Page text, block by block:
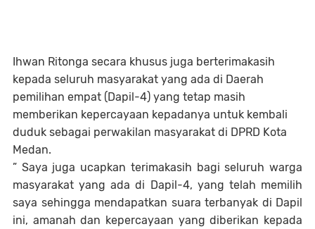
Ihwan Ritonga secara khusus juga berterimakasih
kepada seluruh masyarakat yang ada di Daerah
pemilihan empat (Dapil-4) yang tetap masih
memberikan kepercayaan kepadanya untuk kembali
duduk sebagai perwakilan masyarakat di DPRD Kota
Medan.
” Saya juga ucapkan terimakasih bagi seluruh warga
masyarakat yang ada di Dapil-4, yang telah memilih
saya sehingga mendapatkan suara terbanyak di Dapil
ini, amanah dan kepercayaan yang diberikan kepada